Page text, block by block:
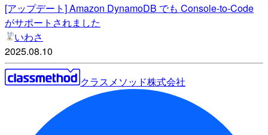
[アップデート] Amazon DynamoDB でも Console-to-Code
がサポートされました
いわさ
2025.08.10
クラスメソッド株式会社